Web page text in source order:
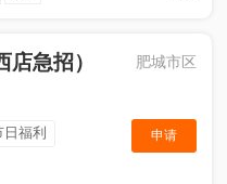
急招） 肥城市区
日福利
申请